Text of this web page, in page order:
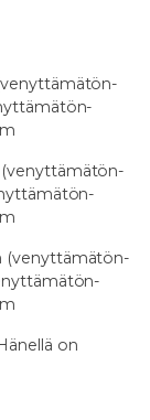
(venyttämätön-
(venyttämätön-
on